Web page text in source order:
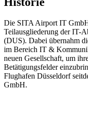
Die SITA Airport IT
Teilausgliederung der IT-
(DUS). Dabei übernahm
im Bereich IT &
neuen Gesellschaft, um
Betätigungsfelder
Flughafen Düsseldorf
GmbH.